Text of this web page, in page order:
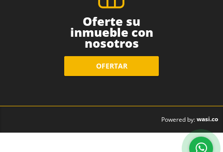
Oferte su
inmueble con
nosotros
OFERTAR
Powered by:wasi.co